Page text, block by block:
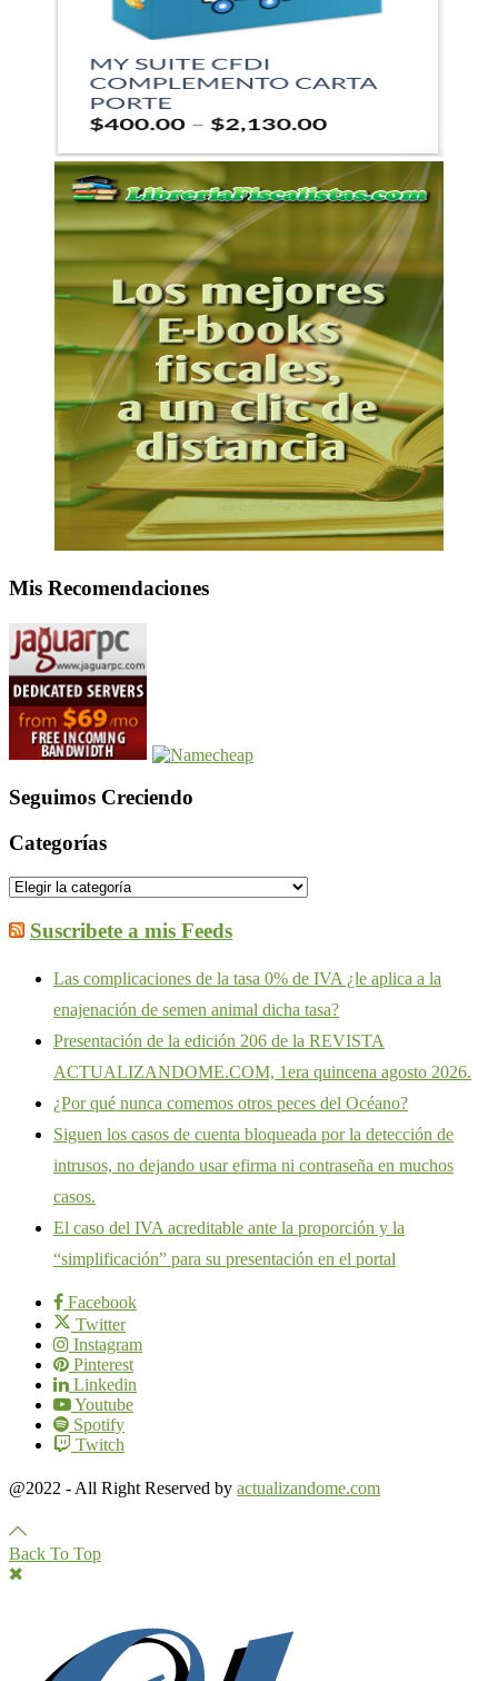
Mis Recomendaciones
Seguimos Creciendo
Categorías
Suscribete a mis Feeds
Las complicaciones de la tasa 0% de IVA ¿le aplica a la
enajenación de semen animal dicha tasa?
Presentación de la edición 206 de la REVISTA
ACTUALIZANDOME.COM, 1era quincena agosto 2026.
¿Por qué nunca comemos otros peces del Océano?
Siguen los casos de cuenta bloqueada por la detección de
intrusos, no dejando usar efirma ni contraseña en muchos
casos.
El caso del IVA acreditable ante la proporción y la
“simplificación” para su presentación en el portal
Facebook
Twitter
Instagram
Pinterest
Linkedin
Youtube
Spotify
Twitch
@2022 - All Right Reserved by actualizandome.com
Back To Top